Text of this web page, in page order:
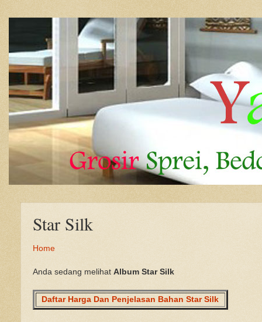
Star Silk
Home
Anda sedang melihat Album Star Silk
Daftar Harga Dan Penjelasan Bahan Star Silk